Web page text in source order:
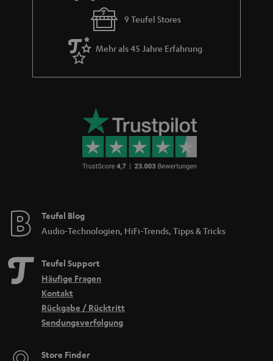
9 Teufel Stores
Mehr als 45 Jahre Erfahrung
Teufel Blog
Audio-Technologien, HiFi-Trends, Tipps & Tricks
Teufel Support
Häufige Fragen
Kontakt
Rückgabe / Rücktritt
Sendungsverfolgung
Store Finder